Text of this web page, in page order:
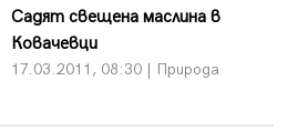
Садят свещена маслина в
Ковачевци
17.03.2011, 08:30 | Природа